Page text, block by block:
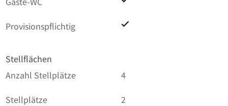
Provisionspflichtig
Stellflächen
Anzahl Stellplätze
4
Stellplätze
2